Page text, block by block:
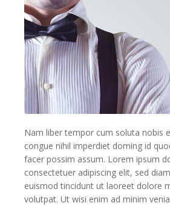
Nam liber tempor cum soluta nobis
congue nihil imperdiet doming id
facer possim assum. Lorem ipsum
consectetuer adipiscing elit, sed
euismod tincidunt ut laoreet dolore
volutpat. Ut wisi enim ad minim